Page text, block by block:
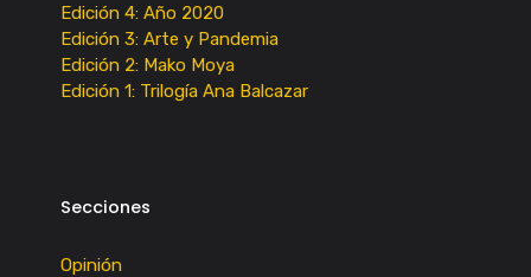
Edición 4: Año 2020
Edición 3: Arte y Pandemia
Edición 2: Mako Moya
Edición 1: Trilogía Ana Balcazar
Secciones
Opinión